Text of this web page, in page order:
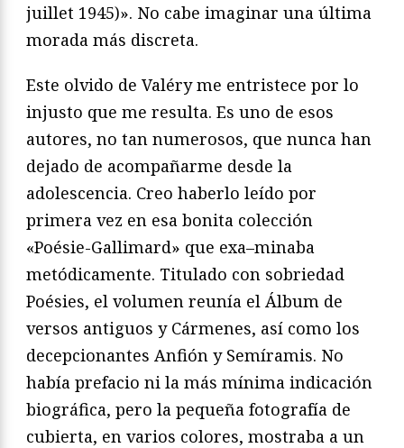
juillet 1945)». No cabe imaginar una última
morada más discreta.
Este olvido de Valéry me entristece por lo
injusto que me resulta. Es uno de esos
autores, no tan numerosos, que nunca han
dejado de acompañarme desde la
adolescencia. Creo haberlo leído por
primera vez en esa bonita colección
«Poésie-Gallimard» que exa–minaba
metódicamente. Titulado con sobriedad
Poésies, el volumen reunía el Álbum de
versos antiguos y Cármenes, así como los
decepcionantes Anfión y Semíramis. No
había prefacio ni la más mínima indicación
biográfica, pero la pequeña fotografía de
cubierta, en varios colores, mostraba a un